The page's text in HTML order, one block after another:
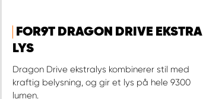
FOR9T DRAGON DRIVE EKSTRA
LYS
Dragon Drive ekstralys kombinerer stil med
kraftig belysning, og gir et lys på hele 9300
lumen.